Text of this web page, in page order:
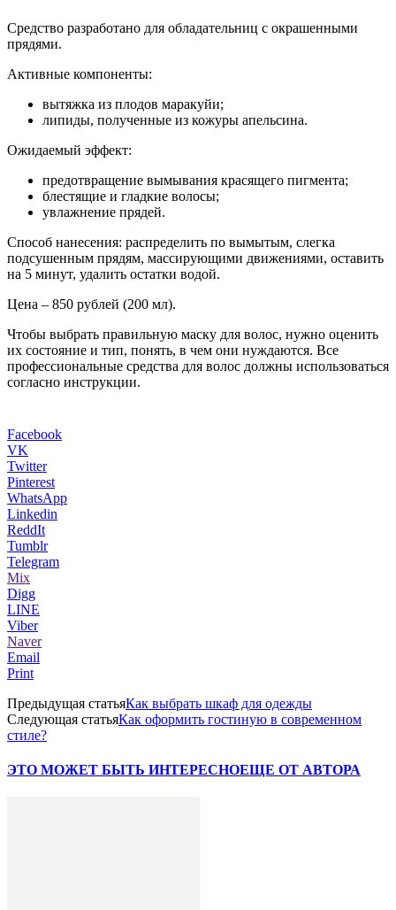
Средство разработано для обладательниц с окрашенными
прядями.
Активные компоненты:
вытяжка из плодов маракуйи;
липиды, полученные из кожуры апельсина.
Ожидаемый эффект:
предотвращение вымывания красящего пигмента;
блестящие и гладкие волосы;
увлажнение прядей.
Способ нанесения: распределить по вымытым, слегка
подсушенным прядям, массирующими движениями, оставить
на 5 минут, удалить остатки водой.
Цена – 850 рублей (200 мл).
Чтобы выбрать правильную маску для волос, нужно оценить
их состояние и тип, понять, в чем они нуждаются. Все
профессиональные средства для волос должны использоваться
согласно инструкции.
Facebook
VK
Twitter
Pinterest
WhatsApp
Linkedin
ReddIt
Tumblr
Telegram
Mix
Digg
LINE
Viber
Naver
Email
Print
Предыдущая статьяКак выбрать шкаф для одежды
Следующая статьяКак оформить гостиную в современном
стиле?
ЭТО МОЖЕТ БЫТЬ ИНТЕРЕСНОЕЩЕ ОТ АВТОРА